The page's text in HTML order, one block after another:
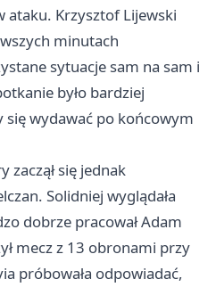
ataku. Krzysztof Lijewski
minutach
sytuacje sam na sam i
było bardziej
się wydawać po końcowym
zaczął się jednak
Solidniej wyglądała
dobrze pracował Adam
mecz z 13 obronami przy
próbowała odpowiadać,